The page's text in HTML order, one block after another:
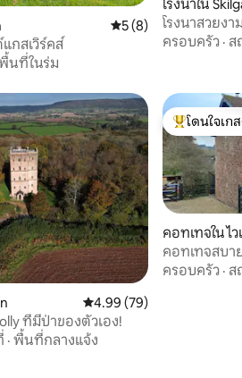
คะแนนเฉลี่ย 5 จาก 5,
5 (8)
กสเวิร์คส์
นที่ในร่ม
โรงนาใน
โรงนาสวยงา
ครอบครัว · ส
คะแนนเฉลี่ย 4.99 จาก 5, 79
4.99 (79)
ที่มีป่าของตัวเอง!
· พื้นที่กลางแจ้ง
โดนใจเกส
โดนใจเก
คอทเทจใน ไ
คอทเทจสบา
ครอบครัว · ส